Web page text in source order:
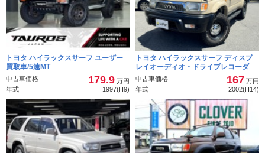
トヨタ ハイラックスサーフ ユーザー
買取車/5速MT
中古車価格 179.9 万円
年式
1997(H9)
トヨタ ハイラックスサーフ ディスプ
レイオーディオ・ドライブレコーダ
中古車価格 167 万円
年式
2002(H14)